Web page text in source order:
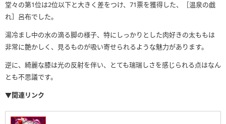
堂々の第1位は2位以下と大きく差をつけ、71票を獲得した、［温泉の戯
れ］呂布でした。
湯冷まし中の水の滴る脚の様子、特にしっかりとした肉好きの太ももは
非常に艶かしく、見るものが吸い寄せられるような魅力があります。
逆に、綺麗な膝は光の反射を伴い、とても瑞瑞しさを感じられる点はなん
とも不思議です。
▼関連リンク